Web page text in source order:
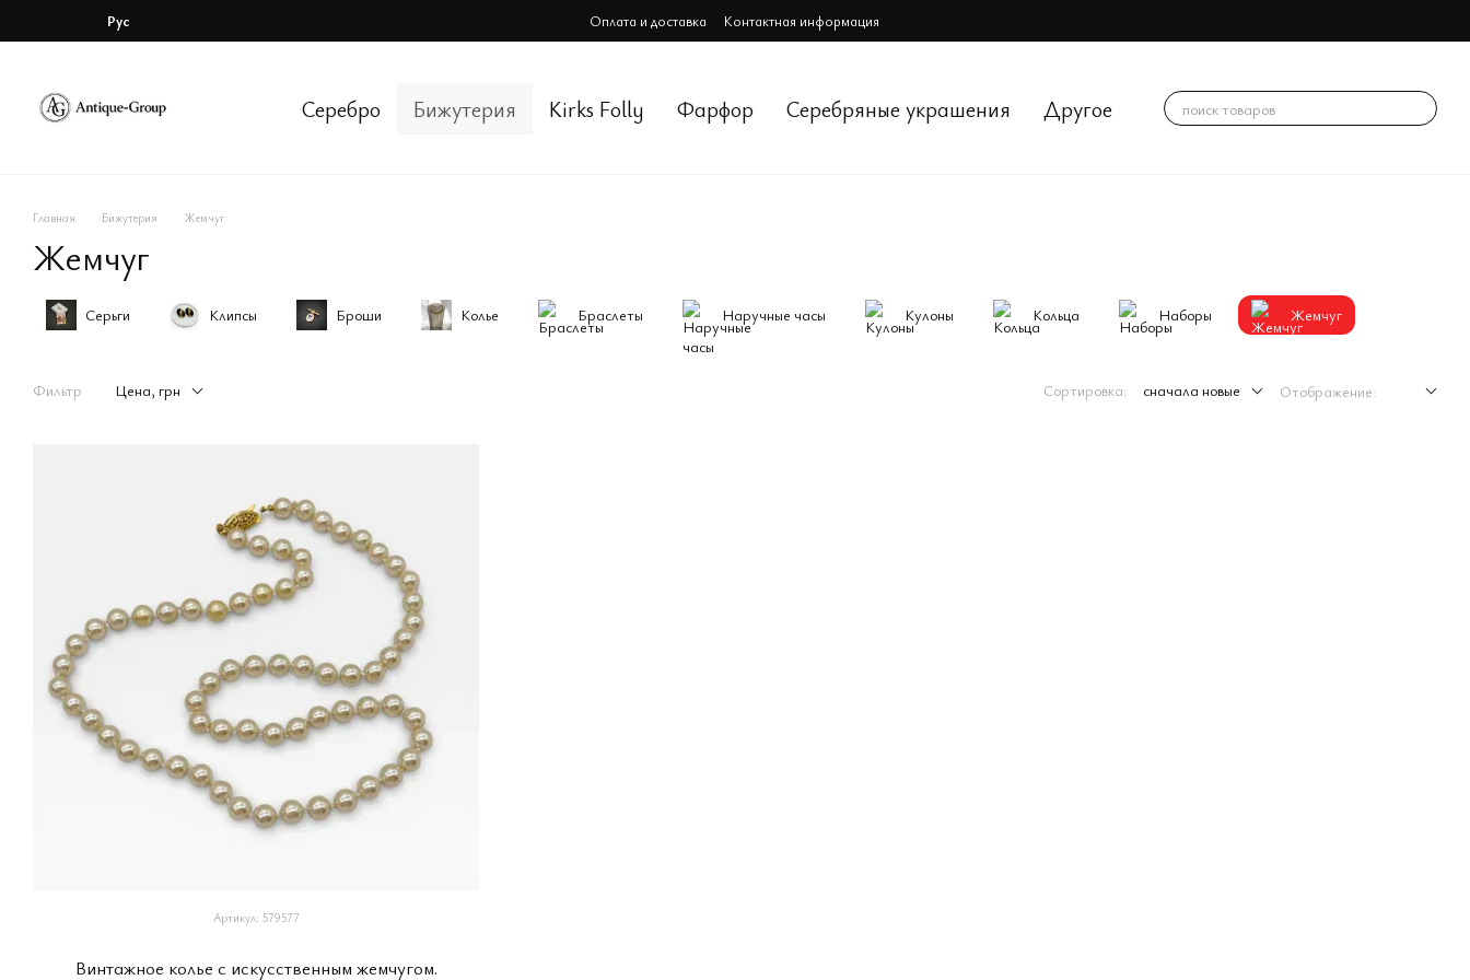
Перейти к основному контенту
Рус Оплата и доставка Контактная информация
Серебро Бижутерия Kirks Folly Фарфор Cеребряные украшения Другое
Главная Бижутерия Жемчуг
Жемчуг
Серьги Клипсы Броши Колье Браслеты Наручные часы Кулоны Кольца Наборы Жемчуг
Фильтр Цена, грн Сортировка: сначала новые Отображение:
Артикул: 579577
Винтажное колье с искусственным жемчугом.